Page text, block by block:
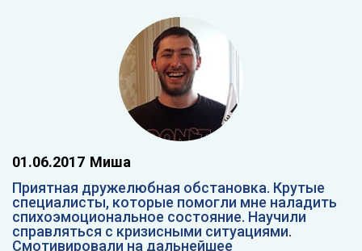
01.06.2017 Миша
Приятная дружелюбная обстановка. Крутые
специалисты, которые помогли мне наладить
спихоэмоциональное состояние. Научили
справляться с кризисными ситуациями.
Смотивировали на дальнейшее